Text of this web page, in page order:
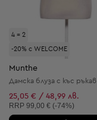
4 = 2
-20% с WELCOME
Munthe
Дамска блуза с къс ръкав
25,05 € / 48,99 лв.
Препоръчителна цена:
RRP 99,00 € (-74%)